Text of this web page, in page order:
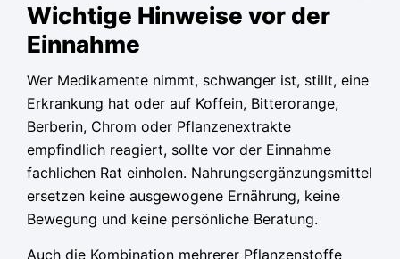
Wichtige Hinweise vor der
Einnahme
Wer Medikamente nimmt, schwanger ist, stillt, eine
Erkrankung hat oder auf Koffein, Bitterorange,
Berberin, Chrom oder Pflanzenextrakte
empfindlich reagiert, sollte vor der Einnahme
fachlichen Rat einholen. Nahrungsergänzungsmittel
ersetzen keine ausgewogene Ernährung, keine
Bewegung und keine persönliche Beratung.
Auch die Kombination mehrerer Pflanzenstoffe